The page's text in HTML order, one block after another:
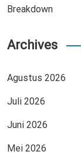
Breakdown
Archives
Agustus 2026
Juli 2026
Juni 2026
Mei 2026